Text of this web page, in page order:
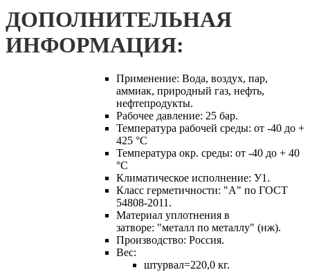
ДОПОЛНИТЕЛЬНАЯ
ИНФОРМАЦИЯ:
Применение: Вода, воздух, пар,
аммиак, природный газ, нефть,
нефтепродукты.
Рабочее давление: 25 бар.
Температура рабочей среды: от -40 до +
425 °С
Температура окр. среды: от -40 до + 40
°С
Климатическое исполнение: У1.
Класс герметичности: "А" по ГОСТ
54808-2011.
Материал уплотнения в
затворе: "металл по металлу" (нж).
Производство: Россия.
Вес:
штурвал=220,0 кг.